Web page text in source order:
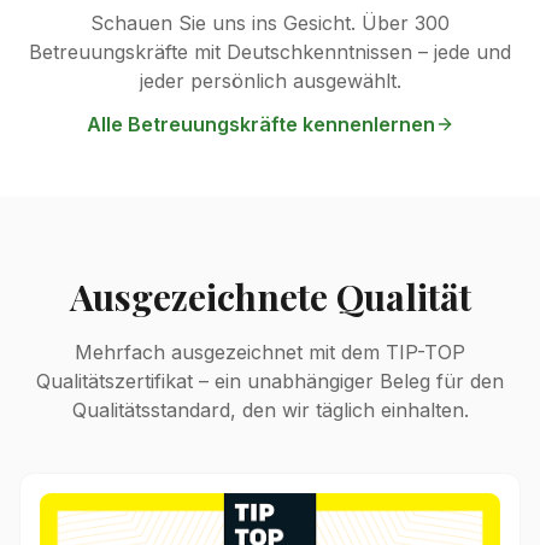
Schauen Sie uns ins Gesicht. Über 300
Betreuungskräfte mit Deutschkenntnissen – jede und
jeder persönlich ausgewählt.
Alle Betreuungskräfte kennenlernen
Ausgezeichnete Qualität
Mehrfach ausgezeichnet mit dem TIP-TOP
Qualitätszertifikat – ein unabhängiger Beleg für den
Qualitätsstandard, den wir täglich einhalten.